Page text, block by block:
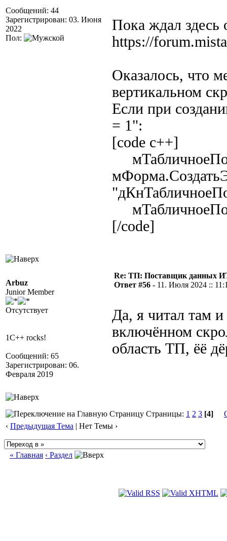
Сообщений: 44
Зарегистрирован: 03. Июня
2022
Пол:
Пока ждал здесь
https://
Оказалось, что
вертикальном
Если при
= 1":
[code c++]
[/code]
Arbuz
Junior Member
Отсутствует
1C++ rocks!
Сообщений: 65
Зарегистрирован: 06.
Февраля 2019
Re: ТП: Поставщик данных
Ответ #56 - 11. Июля 2024 ::
Да, я читал там
включённом
область ТП, ёё
Страницы: 1 2 3 [4]
‹ Предыдущая Тема | Нет Темы ›
« Главная ‹ Раздел